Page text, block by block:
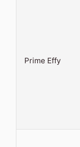
Prime Effy